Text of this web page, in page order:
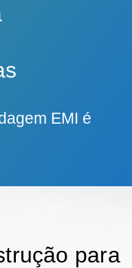
EMI é
são
os produtos e para